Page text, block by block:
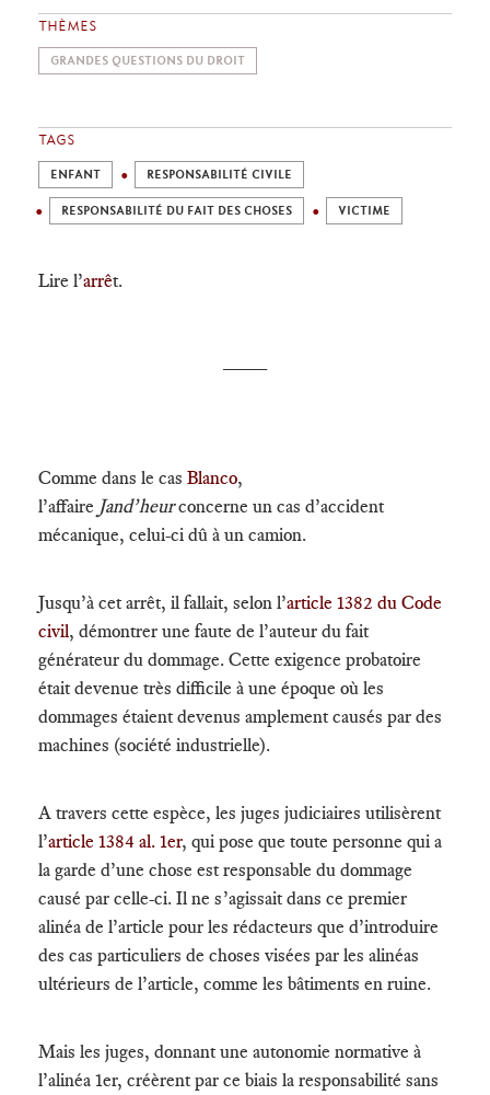
THÈMES
GRANDES QUESTIONS DU DROIT
TAGS
ENFANT RESPONSABILITÉ CIVILE
RESPONSABILITÉ DU FAIT DES CHOSES VICTIME
Lire l’arrêt.
Comme dans le cas Blanco,
l’affaire Jand’heurconcerne un cas d’accident
mécanique, celui-ci dû à un camion.
Jusqu’à cet arrêt, il fallait, selon l’article 1382 du Code
civil, démontrer une faute de l’auteur du fait
générateur du dommage. Cette exigence probatoire
était devenue très difficile à une époque où les
dommages étaient devenus amplement causés par des
machines (société industrielle).
A travers cette espèce, les juges judiciaires utilisèrent
l’article 1384 al. 1er, qui pose que toute personne qui a
la garde d’une chose est responsable du dommage
causé par celle-ci. Il ne s’agissait dans ce premier
alinéa de l’article pour les rédacteurs que d’introduire
des cas particuliers de choses visées par les alinéas
ultérieurs de l’article, comme les bâtiments en ruine.
Mais les juges, donnant une autonomie normative à
l’alinéa 1er, créèrent par ce biais la responsabilité sans